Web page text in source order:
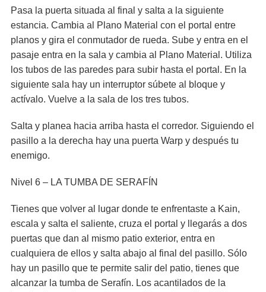
Pasa la puerta situada al final y salta a la siguiente
estancia. Cambia al Plano Material con el portal entre
planos y gira el conmutador de rueda. Sube y entra en el
pasaje entra en la sala y cambia al Plano Material. Utiliza
los tubos de las paredes para subir hasta el portal. En la
siguiente sala hay un interruptor súbete al bloque y
actívalo. Vuelve a la sala de los tres tubos.
Salta y planea hacia arriba hasta el corredor. Siguiendo el
pasillo a la derecha hay una puerta Warp y después tu
enemigo.
Nivel 6 – LA TUMBA DE SERAFÍN
Tienes que volver al lugar donde te enfrentaste a Kain,
escala y salta el saliente, cruza el portal y llegarás a dos
puertas que dan al mismo patio exterior, entra en
cualquiera de ellos y salta abajo al final del pasillo. Sólo
hay un pasillo que te permite salir del patio, tienes que
alcanzar la tumba de Serafín. Los acantilados de la